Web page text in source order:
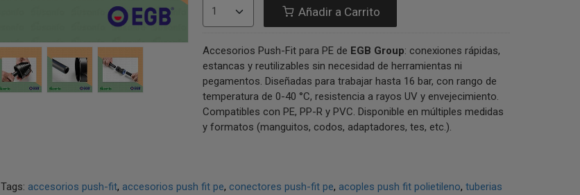
Añadir a Carrito
Accesorios Push-Fit para PE de EGB Group: conexiones rápidas,
estancas y reutilizables sin necesidad de herramientas ni
pegamentos. Diseñadas para trabajar hasta 16 bar, con rango de
temperatura de 0-40 °C, resistencia a rayos UV y envejecimiento.
Compatibles con PE, PP-R y PVC. Disponible en múltiples medidas
y formatos (manguitos, codos, adaptadores, tes, etc.).
Tags: accesorios push-fit accesorios push fit pe conectores push-fit pe acoples push fit polietileno tuberias